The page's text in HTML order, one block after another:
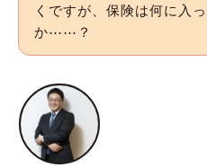
くですが、保険は何に入
か⋯⋯？